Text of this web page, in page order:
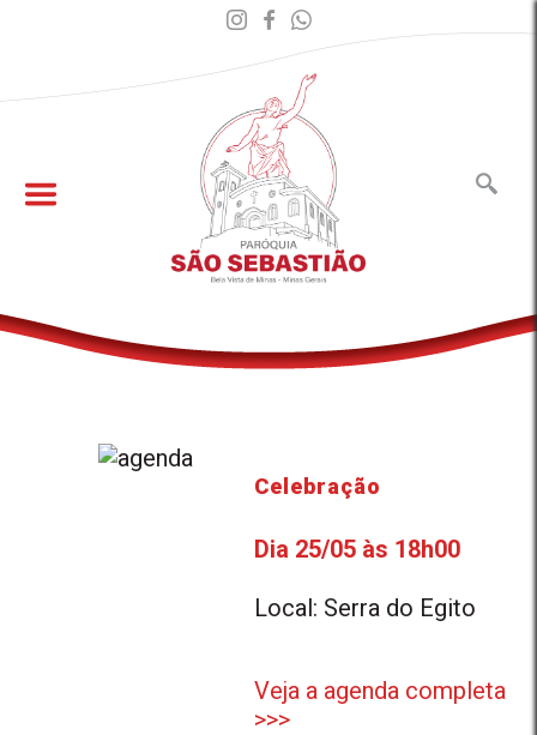
Celebração
Dia 25/05 às 18h00
Local: Serra do Egito
Veja a agenda completa
>>>